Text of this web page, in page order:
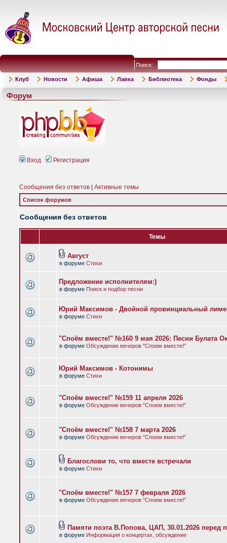
Поиск:
Клуб Новости Афиша Лавка Библиотека Фонды
Форум
Вход Регистрация
Сообщения без ответов Активные темы
Список форумов
Сообщения без ответов
Темы
Август
в форуме Стихи
Предложение исполнителям:)
в форуме Поиск и подбор песни
Юрий Максимов - Двойной провинциальный
в форуме Стихи
"Споём вместе!" №160 9 мая 2026: Песни Булата
в форуме Обсуждение вечеров "Споем вместе!"
Юрий Максимов - Котонимы
в форуме Стихи
"Споём вместе!" №159 11 апреля 2026
в форуме Обсуждение вечеров "Споем вместе!"
"Споём вместе!" №158 7 марта 2026
в форуме Обсуждение вечеров "Споем вместе!"
Благослови то, что вместе встречали
в форуме Стихи
"Споём вместе!" №157 7 февраля 2026
в форуме Обсуждение вечеров "Споем вместе!"
Памяти поэта В.Попова, ЦАП, 30.01.2026 перед
в форуме Информация о концертах, обсуждение